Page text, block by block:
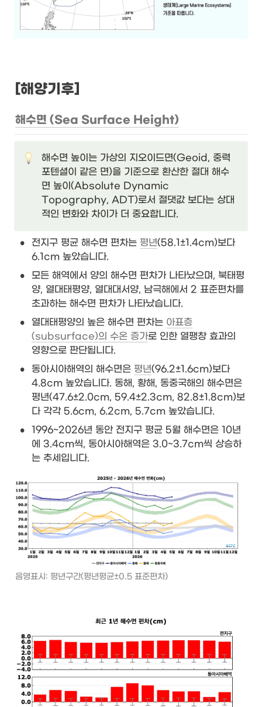
[해양기후]
해수면 (Sea Surface Height)
해수면 높이는 가상의 지오이드면(Geoid, 중력
포텐셜이 같은 면)을 기준으로 환산한 절대 해수
면 높이(Absolute Dynamic
Topography, ADT)로서 절댓값 보다는 상대
적인 변화와 차이가 더 중요합니다.
• 전지구 평균 해수면 편차는 평년(58.1±1.4cm)보다
6.1cm 높았습니다.
•
모든 해역에서 양의 해수면 편차가 나타났으며, 북태평
양, 열대태평양, 열대대서양, 남극해에서 2 표준편차를
초과하는 해수면 편차가 나타났습니다.
• 열대태평양의 높은 해수면 편차는 아표층
(subsurface)의 수온 증가로 인한 열팽창 효과의
영향으로 판단됩니다.
• 동아시아해역의 해수면은 평년(96.2±1.6cm)보다
4.8cm 높았습니다. 동해, 황해, 동중국해의 해수면은
평년(47.6±2.0cm, 59.4±2.3cm, 82.8±1.8cm)보
다 각각 5.6cm, 6.2cm, 5.7cm 높았습니다.
•
1996~2026년 동안 전지구 평균 5월 해수면은 10년
에 3.4cm씩, 동아시아해역은 3.0~3.7cm씩 상승하
는 추세입니다.
음영표시: 평년구간(평년평균±0.5 표준편차)